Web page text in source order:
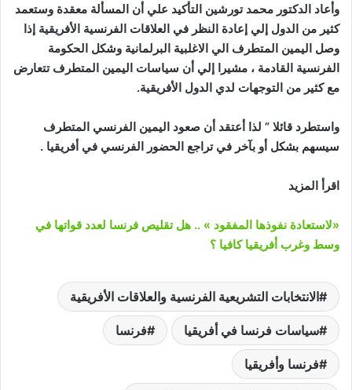
وأعاد الدكتور محمد تورشين التأكيد علي أن المسألة معقدة وستعمد
كثير من الدول إلي إعادة النظر في العلاقات الفرنسية الأفريقية إذا
وصل اليمين المتطرف الي الاغلبية البرلمانية وشكل الحكومة
الفرنسية القادمة ، مشيرا إلي أن سياسات اليمين المتطرف تتعارض
مع كثير من التوجهات لدي الدول الأفريقية.
واستطرد قائلا ” لذا أعتقد أن صعود اليمين الفرنسي المتطرف
سيسهم بشكل أو بآخر في تراجع الحضور الفرنسي في أفريقيا .
اقرأ المزيد
«لاستعادة نفوذها المفقود » .. هل تقليص فرنسا لعدد قواتها في
وسط وغرب أفريقيا كافيا ؟
الانتخابات التشريعية الفرنسية والعلاقات الأفريقية
سياسات فرنسا في أفريقيا فرنسا
فرنسا وأفريقيا